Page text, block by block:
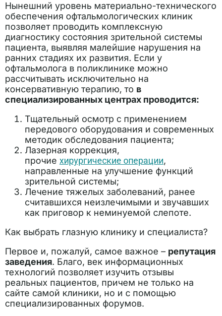
Нынешний уровень материально-технического
обеспечения офтальмологических клиник
позволяет проводить комплексную
диагностику состояния зрительной системы
пациента, выявляя малейшие нарушения на
ранних стадиях их развития. Если у
офтальмолога в поликлинике можно
рассчитывать исключительно на
консервативную терапию, то в
специализированных центрах проводится:
Тщательный осмотр с применением
передового оборудования и современных
методик обследования пациента;
Лазерная коррекция,
прочие хирургические операции,
направленные на улучшение функций
зрительной системы;
Лечение тяжелых заболеваний, ранее
считавшихся неизлечимыми и звучавших
как приговор к неминуемой слепоте.
Как выбрать глазную клинику и специалиста?
Первое и, пожалуй, самое важное – репутация
заведения. Благо, век информационных
технологий позволяет изучить отзывы
реальных пациентов, причем не только на
сайте самой клиники, но и с помощью
специализированных форумов.